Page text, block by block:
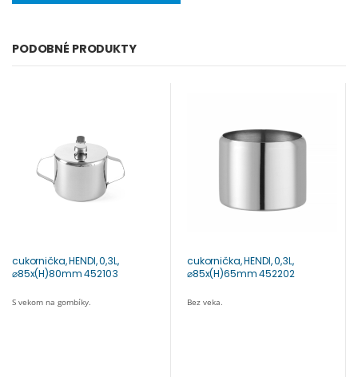
PODOBNÉ PRODUKTY
cukornička, HENDI, 0,3L,
⌀85x(H)80mm 452103
S vekom na gombíky.
cukornička, HENDI, 0,3L,
⌀85x(H)65mm 452202
Bez veka.